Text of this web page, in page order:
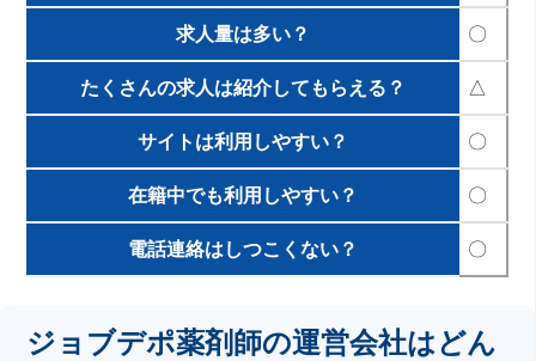
求人量は多い？ 〇
たくさんの求人は紹介してもらえる？ △
サイトは利用しやすい？ 〇
在籍中でも利用しやすい？ 〇
電話連絡はしつこくない？ 〇
ジョブデポ薬剤師の運営会社はどん